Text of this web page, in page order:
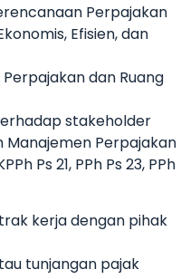
Perpajakan
Efisien, dan
dan Ruang
stakeholder
Perpajakan
Ps 21, PPh Ps 23, PPh
kerja dengan pihak
tunjangan pajak